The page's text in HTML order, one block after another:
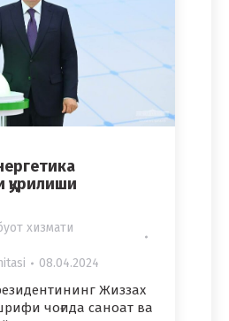
хизмати
08.04.2024
Жиззах
чоғида саноат ва